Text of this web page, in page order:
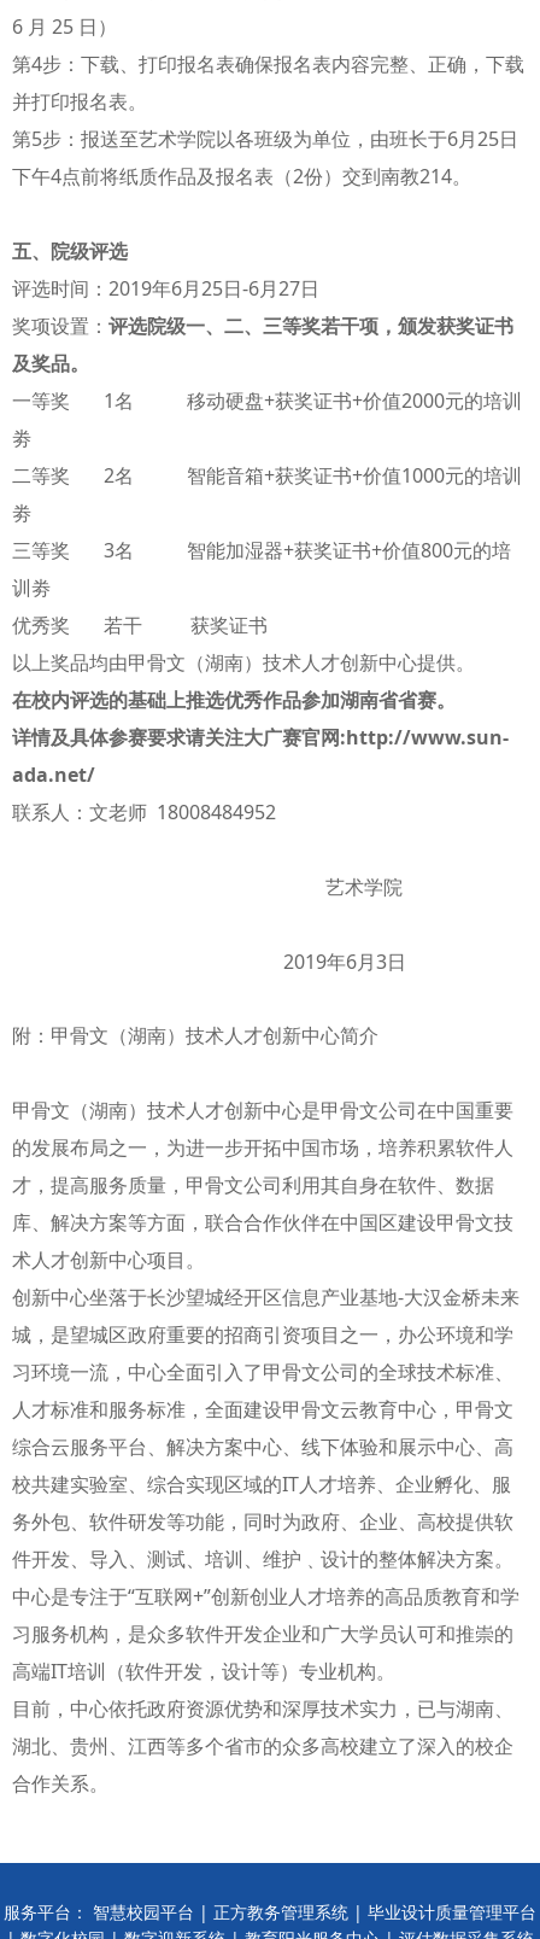
6 月 25 日）
第4步：下载、打印报名表确保报名表内容完整、正确，下载
并打印报名表。
第5步：报送至艺术学院以各班级为单位，由班长于6月25日
下午4点前将纸质作品及报名表（2份）交到南教214。
五、院级评选
评选时间：2019年6月25日-6月27日
奖项设置： 评选院级一、二、三等奖若干项，颁发获奖证书
及奖品。
一等奖 1名 移动硬盘+获奖证书+价值2000元的培训
劵
二等奖 2名 智能音箱+获奖证书+价值1000元的培训
劵
三等奖 3名 智能加湿器+获奖证书+价值800元的培
训劵
优秀奖 若干 获奖证书
以上奖品均由甲骨文（湖南）技术人才创新中心提供。
在校内评选的基础上推选优秀作品参加湖南省省赛。
详情及具体参赛要求请关注大广赛官网:http://www.sun-
ada.net/
联系人：文老师 18008484952
艺术学院
2019年6月3日
附：甲骨文（湖南）技术人才创新中心简介
甲骨文（湖南）技术人才创新中心是甲骨文公司在中国重要
的发展布局之一，为进一步开拓中国市场，培养积累软件人
才，提高服务质量，甲骨文公司利用其自身在软件、数据
库、解决方案等方面，联合合作伙伴在中国区建设甲骨文技
术人才创新中心项目。
创新中心坐落于长沙望城经开区信息产业基地-大汉金桥未来
城，是望城区政府重要的招商引资项目之一，办公环境和学
习环境一流，中心全面引入了甲骨文公司的全球技术标准、
人才标准和服务标准，全面建设甲骨文云教育中心，甲骨文
综合云服务平台、解决方案中心、线下体验和展示中心、高
校共建实验室、综合实现区域的IT人才培养、企业孵化、服
务外包、软件研发等功能，同时为政府、企业、高校提供软
件开发、导入、测试、培训、维护﹑设计的整体解决方案。
中心是专注于“互联网+”创新创业人才培养的高品质教育和学
习服务机构，是众多软件开发企业和广大学员认可和推崇的
高端IT培训（软件开发，设计等）专业机构。
目前，中心依托政府资源优势和深厚技术实力，已与湖南、
湖北、贵州、江西等多个省市的众多高校建立了深入的校企
合作关系。
服务平台： 智慧校园平台 | 正方教务管理系统 | 毕业设计质量管理平台